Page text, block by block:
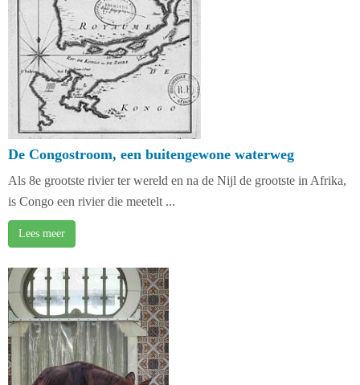
De Congostroom, een buitengewone waterweg
Als 8e grootste rivier ter wereld en na de Nijl de grootste in Afrika,
is Congo een rivier die meetelt ...
Lees meer